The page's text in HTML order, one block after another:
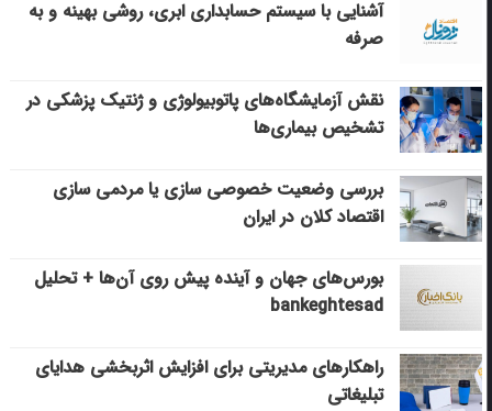
آشنایی با سیستم حسابداری ابری، روشی بهینه و به
صرفه
نقش آزمایشگاه‌های پاتوبیولوژی و ژنتیک پزشکی در
تشخیص بیماری‌ها
بررسی وضعیت خصوصی سازی یا مردمی سازی
اقتصاد کلان در ایران
بورس‌های جهان و آینده پیش روی آن‌ها + تحلیل
bankeghtesad
راهکارهای مدیریتی برای افزایش اثربخشی هدایای
تبلیغاتی